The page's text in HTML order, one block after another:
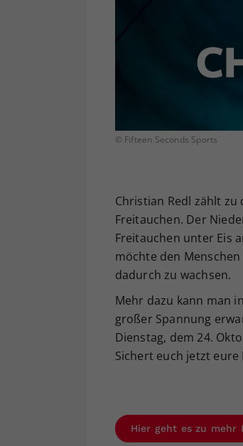
© Fifteen Seconds Sports
Christian Redl zählt
Freitauchen. Der
Freitauchen unter Eis
möchte den
dadurch zu wachsen.
Mehr dazu kann man
großer Spannung
Dienstag, dem 24.
Sichert euch jetzt eure
Hier geht es zu